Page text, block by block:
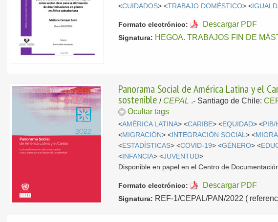
<CUIDADOS> <TRABAJO DOMÉSTICO> <
Formato electrónico: Descargar PDF
Signatura: HEGOA. TRABAJOS FIN DE
Panorama Social de América Latina y el
sostenible / CEPAL .- Santiago de Chile:
Ocultar tags
<AMÉRICA LATINA> <CARIBE> <EQUIDAD> <PIB/
<MIGRACIÓN> < INTEGRACIÓN SOCIAL> <
<ESTADÍSTICAS> <COVID-19> <GÉNERO> <
< INFANCIA> <JUVENTUD>
Disponible en papel en el Centro de
Formato electrónico: Descargar PDF
Signatura: REF-1/CEPAL/PAN/2022 (